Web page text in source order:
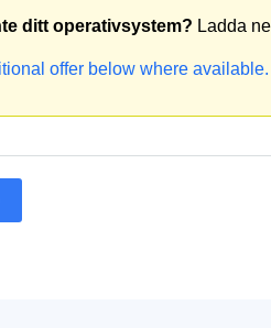
ditt operativsystem? Ladda
offer below where available.